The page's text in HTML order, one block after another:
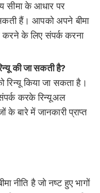
सीमा के आधार पर
हैं। आपको अपने बीमा
करने के लिए संपर्क करना
की जा सकती है?
रिन्यू किया जा सकता है।
करके रिन्यूअल
के बारे में जानकारी प्राप्त
नीति है जो नष्ट हुए भागों